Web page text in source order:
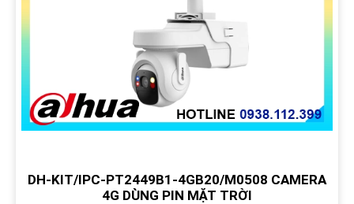
DH-KIT/IPC-PT2449B1-4GB20/M0508 CAMERA
4G DÙNG PIN MẶT TRỜI